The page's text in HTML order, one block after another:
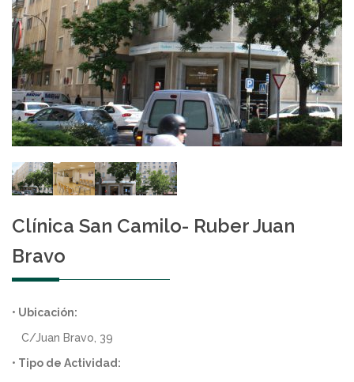
Clínica San Camilo- Ruber Juan
Bravo
• Ubicación:
C/Juan Bravo, 39
• Tipo de Actividad: